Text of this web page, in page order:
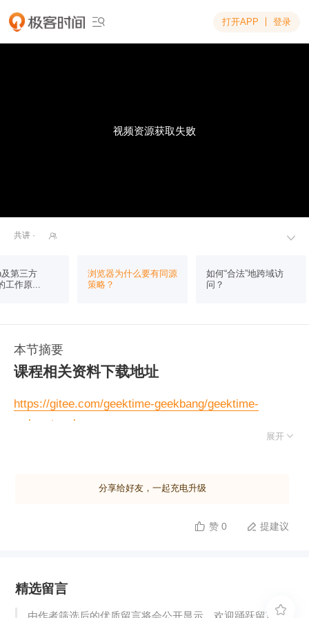
 打开APP 登录
视频资源获取失败

共讲 · 
第三方
工作原...
浏览器为什么要有同源
策略？
如何“合法”地跨域访
问？
本节摘要
课程相关资料下载地址
https://gitee.com/geektime-geekbang/geektime-
webprotocol
展开 
分享给好友，一起充电升级
 赞 0  提建议
精选留言
由作者筛选后的优质留言将会公开显示，欢迎踊跃留言。
